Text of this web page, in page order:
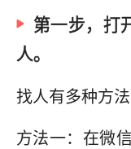
第一步，打
人。
找人有多种方法
方法一：在微